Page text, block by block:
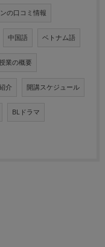
の口コミ情報
中国語 ベトナム語
業の概要
介 開講スケジュール
BLドラマ